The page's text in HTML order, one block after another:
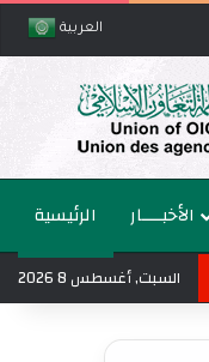
العربية
الرئيسية الأخبــــار
السبت, أغسطس 8 2026